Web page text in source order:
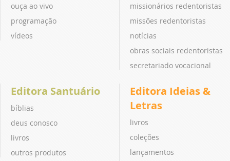
ouça ao vivo
programação
vídeos
missionários redentoristas
missões redentoristas
notícias
obras sociais redentoristas
secretariado vocacional
Editora Santuário
bíblias
deus conosco
livros
outros produtos
Editora Ideias &
Letras
livros
coleções
lançamentos